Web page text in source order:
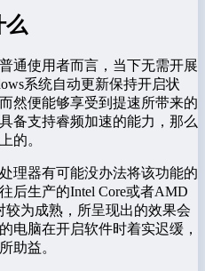
么
通使用者而言，当下无需开展
系统自动更新保持开启状
然便能够享受到提速所带来的
备支持睿频加速的能力，那么
的。
理器有可能没办法将该功能的
后生产的Intel Core或者AMD
较为成熟，所呈现出的效果会
电脑在开启软件时着实迟缓，
助益。